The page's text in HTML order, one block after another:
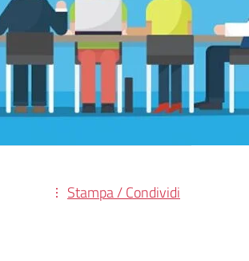
Stampa / Condividi